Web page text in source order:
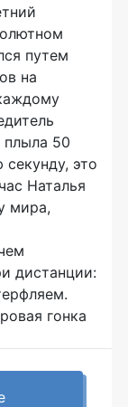
путем
на
плыла 50
это
Наталья
мира,
дистанции:
гонка